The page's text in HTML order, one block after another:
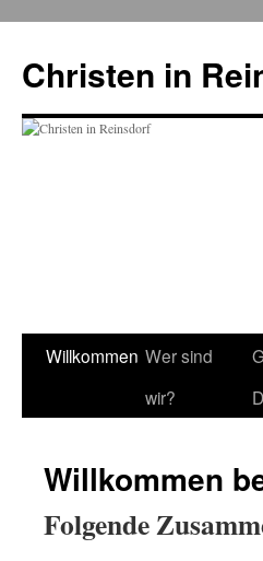
springen
Christen in
Willkommen Wer sind
wir?
Willkommen
Folgende